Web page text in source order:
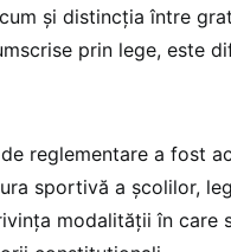
şi distincţia între
prin lege, este
reglementare a fost
sportivă a şcolilor,
modalităţii în care